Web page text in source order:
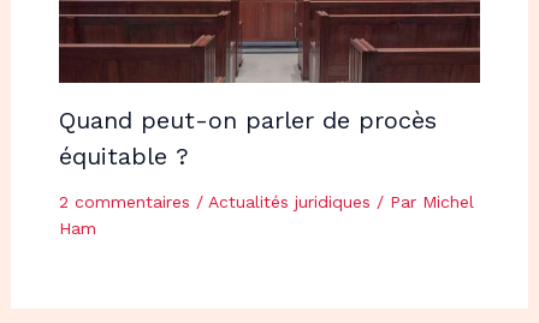
Quand peut-on parler de procès
équitable ?
2 commentaires / Actualités juridiques / Par Michel
Ham